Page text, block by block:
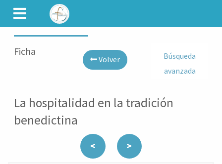
CAMINET
Ficha
Volver
Búsqueda
avanzada
La hospitalidad en la tradición
benedictina
< >